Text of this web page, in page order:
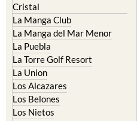
Cristal
La Manga Club
La Manga del Mar Menor
La Puebla
La Torre Golf Resort
La Union
Los Alcazares
Los Belones
Los Nietos